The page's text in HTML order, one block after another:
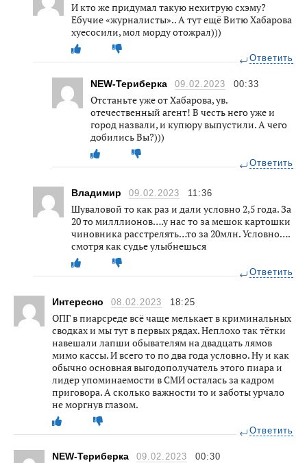
И кто же придумал такую нехитрую схэму?
Ебучие «журналисты».. А тут ещё Витю Хабарова
хуесосили, мол морду отожрал)))
Ответить
NEW-Териберка 09.02.2023 00:33
Отстаньте уже от Хабарова, ув.
отечественный агент! В честь него уже и
город назвали, и купюру выпустили. А чего
добились Вы?)))
Ответить
Владимир 09.02.2023 11:36
Шуваловой то как раз и дали условно 2,5 года. За
20 то милллионов….у нас то за мешок картошки
чиновника расстрелять…то за 20млн. Условно….
смотря как судье улыбнешься
Ответить
Интересно 08.02.2023 18:25
ОПГ в пиарсреде всё чаще мелькает в криминальных
сводках и мы тут в первых рядах. Неплохо так тётки
навешали лапши обывателям на двадцать лямов
мимо кассы. И всего то по два года условно. Ну и как
обычно основная выгодополучатель этого пиара и
лидер упоминаемости в СМИ осталась за кадром
приговора. А сколько важности то и заботы урчало
не моргнув глазом.
Ответить
NEW-Териберка 09.02.2023 00:30